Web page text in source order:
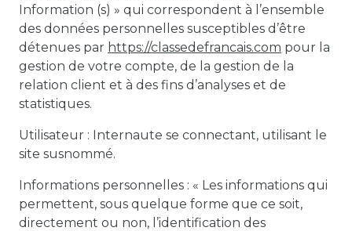
Information (s) » qui correspondent à l’ensemble
des données personnelles susceptibles d’être
détenues par https://classedefrancais.com pour la
gestion de votre compte, de la gestion de la
relation client et à des fins d’analyses et de
statistiques.
Utilisateur : Internaute se connectant, utilisant le
site susnommé.
Informations personnelles : « Les informations qui
permettent, sous quelque forme que ce soit,
directement ou non, l’identification des